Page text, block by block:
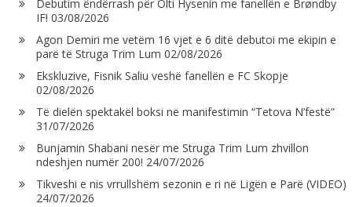
Debutim ëndërrash për Olti Hysenin me fanellën e Brøndby
IF! 03/08/2026
Agon Demiri me vetëm 16 vjet e 6 ditë debutoi me ekipin e
parë të Struga Trim Lum 02/08/2026
Ekskluzive, Fisnik Saliu veshë fanellën e FC Skopje
02/08/2026
Të dielën spektakël boksi në manifestimin “Tetova N’festë”
31/07/2026
Bunjamin Shabani nesër me Struga Trim Lum zhvillon
ndeshjen numër 200! 24/07/2026
Tikveshi e nis vrrullshëm sezonin e ri në Ligën e Parë (VIDEO)
24/07/2026